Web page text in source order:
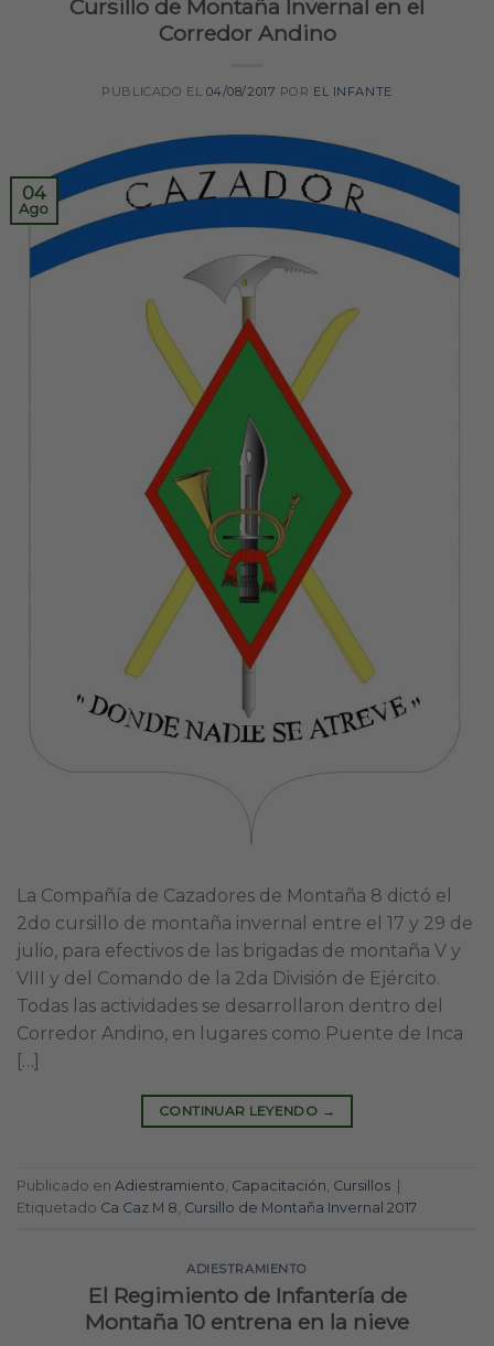
Cursillo de Montaña Invernal en el
Corredor Andino
PUBLICADO EL 04/08/2017 POR EL INFANTE
04
Ago
La Compañía de Cazadores de Montaña 8 dictó el
2do cursillo de montaña invernal entre el 17 y 29 de
julio, para efectivos de las brigadas de montaña V y
VIII y del Comando de la 2da División de Ejército.
Todas las actividades se desarrollaron dentro del
Corredor Andino, en lugares como Puente de Inca
[…]
CONTINUAR LEYENDO →
Publicado en Adiestramiento, Capacitación, Cursillos
Etiquetado Ca Caz M 8, Cursillo de Montaña Invernal 2017
ADIESTRAMIENTO
El Regimiento de Infantería de
Montaña 10 entrena en la nieve